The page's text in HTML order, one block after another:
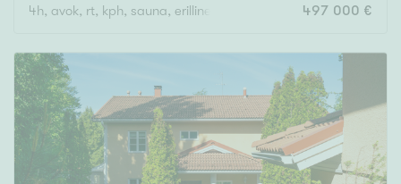
4h, avok, rt, kph, sauna, erillinen wc, khh, autotalli ja497 000 €